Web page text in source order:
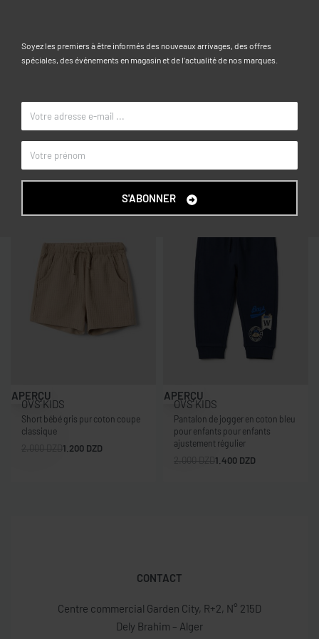
TAILLE 9-12, 12-18, 18-24, 24-30, 30-36
MARQUE
Articles similaires
-40% OFF
APERÇU
OVS KIDS
Short bébé gris pur coton coupe
classique
1.200 DZD
-30% OFF
APERÇU
OVS KIDS
Pantalon de jogger en coton bleu
pour enfants pour enfants
ajustement régulier
DZD 1.400 DZD
CONTACT
Centre commercial Garden City, R+2, N° 215D
Dely Brahim – Alger
Soyez les premiers à être informés des nouveaux arrivages, des offres
spéciales, des événements en magasin et de l’actualité de nos marques.
S'ABONNER